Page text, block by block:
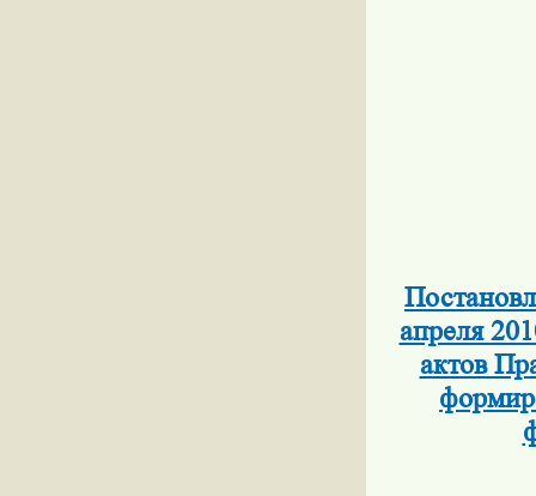
апреля
актов